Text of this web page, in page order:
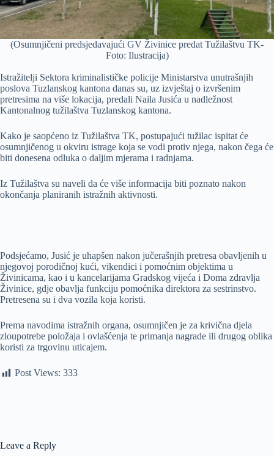
(Osumnjičeni predsjedavajući GV Živinice predat Tužilaštvu TK-
Foto: Ilustracija)
Istražitelji Sektora kriminalističke policije Ministarstva unutrašnjih
poslova Tuzlanskog kantona danas su, uz izvještaj o izvršenim
pretresima na više lokacija, predali Naila Jusića u nadležnost
Kantonalnog tužilaštva Tuzlanskog kantona.
Kako je saopćeno iz Tužilaštva TK, postupajući tužilac ispitat će
osumnjičenog u okviru istrage koja se vodi protiv njega, nakon čega će
biti donesena odluka o daljim mjerama i radnjama.
Iz Tužilaštva su naveli da će više informacija biti poznato nakon
okončanja planiranih istražnih aktivnosti.
Podsjećamo, Jusić je uhapšen nakon jučerašnjih pretresa obavljenih u
njegovoj porodičnoj kući, vikendici i pomoćnim objektima u
Živinicama, kao i u kancelarijama Gradskog vijeća i Doma zdravlja
Živinice, gdje obavlja funkciju pomoćnika direktora za sestrinstvo.
Pretresena su i dva vozila koja koristi.
Prema navodima istražnih organa, osumnjičen je za krivična djela
zloupotrebe položaja i ovlašćenja te primanja nagrade ili drugog oblika
koristi za trgovinu uticajem.
Post Views: 333
Leave a Reply